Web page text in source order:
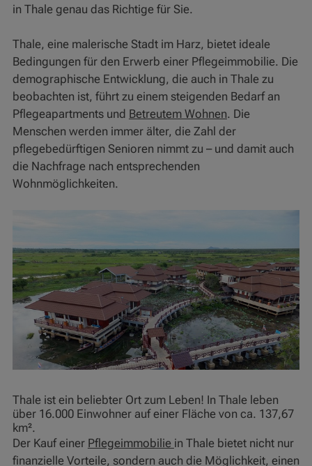
in Thale genau das Richtige für Sie.
Thale, eine malerische Stadt im Harz, bietet ideale
Bedingungen für den Erwerb einer Pflegeimmobilie. Die
demographische Entwicklung, die auch in Thale zu
beobachten ist, führt zu einem steigenden Bedarf an
Pflegeapartments und Betreutem Wohnen. Die
Menschen werden immer älter, die Zahl der
pflegebedürftigen Senioren nimmt zu – und damit auch
die Nachfrage nach entsprechenden
Wohnmöglichkeiten.
Thale ist ein beliebter Ort zum Leben! In Thale leben
über 16.000 Einwohner auf einer Fläche von ca. 137,67
km².
Der Kauf einer Pflegeimmobilie in Thale bietet nicht nur
finanzielle Vorteile, sondern auch die Möglichkeit, einen